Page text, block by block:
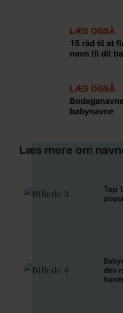
LÆS OGSÅ
15 råd til at
navn til dit
LÆS OGSÅ
babynavne
Læs mere om
Top
den